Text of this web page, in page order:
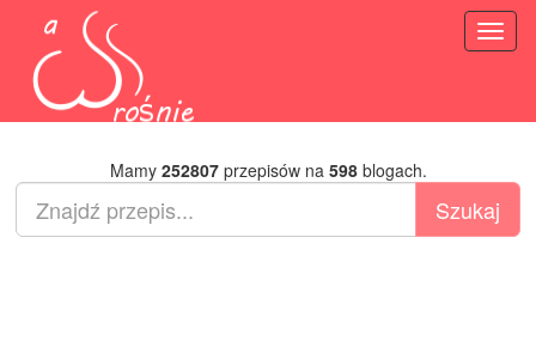
Mamy 252807przepisów na 598blogach.